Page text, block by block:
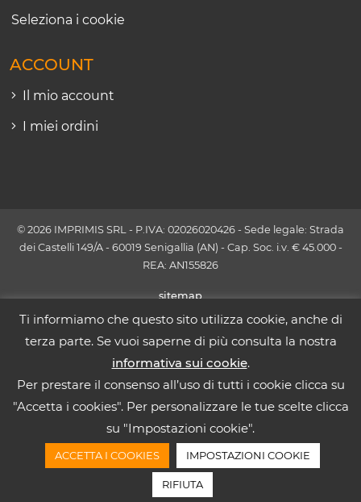
Seleziona i cookie
ACCOUNT
Il mio account
I miei ordini
© 2026 IMPRIMIS SRL - P.IVA: 02026020426 - Sede legale: Strada
dei Castelli 149/A - 60019 Senigallia (AN) - Cap. Soc. i.v. € 45.000 -
REA: AN155826
sitemap
Ti informiamo che questo sito utilizza cookie, anche di
terza parte. Se vuoi saperne di più consulta la nostra
informativa sui cookie.
Per prestare il consenso all’uso di tutti i cookie clicca su
"Accetta i cookies". Per personalizzare le tue scelte clicca
su "Impostazioni cookie".
ACCETTA I COOKIES IMPOSTAZIONI COOKIE
RIFIUTA